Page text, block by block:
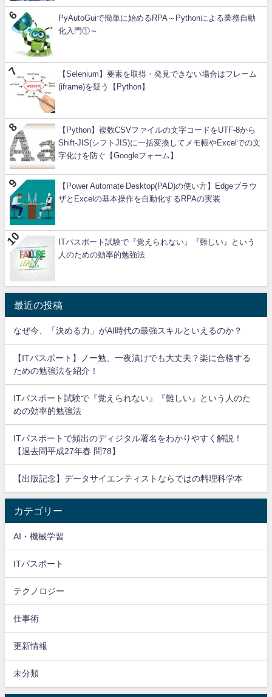
PyAutoGuiで簡単に始めるRPA～Pythonによる業務自動
化入門①～
【Selenium】要素を取得・発見できない場合はフレーム
(iframe)を疑う【Python】
【Python】複数CSVファイルの文字コードをUTF-8から
Shift-JIS(シフトJIS)に一括変換してメモ帳やExcelでの文
字化けを防ぐ【Googleフォーム】
【Power Automate Desktop(PAD)の使い方】Edgeブラウ
ザとExcelの基本操作を自動化するRPAの実装
ITパスポート試験で『覚えられない』『難しい』という
人のための効率的勉強法
最近の投稿
なぜ今、「決める力」がAI時代の最強スキルといえるのか？
【ITパスポート】ノー勉、一夜漬けでも大丈夫？楽に合格する
ための勉強法を紹介！
ITパスポート試験で『覚えられない』『難しい』という人のた
めの効率的勉強法
ITパスポートで頻出のディジタル署名をわかりやすく解説！
【過去問平成27年春 問78】
【出版記念】データサイエンティストならではの料理科学本
カテゴリー
AI・機械学習
ITパスポート
テクノロジー
仕事術
更新情報
未分類